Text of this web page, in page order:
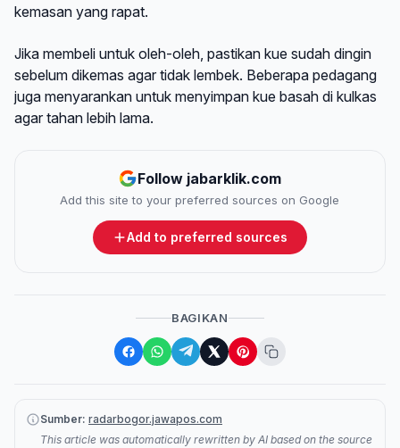
kemasan yang rapat.
Jika membeli untuk oleh-oleh, pastikan kue sudah dingin
sebelum dikemas agar tidak lembek. Beberapa pedagang
juga menyarankan untuk menyimpan kue basah di kulkas
agar tahan lebih lama.
Follow jabarklik.com
Add this site to your preferred sources on Google
Add to preferred sources
BAGIKAN
Sumber: radarbogor.jawapos.com
This article was automatically rewritten by AI based on the source